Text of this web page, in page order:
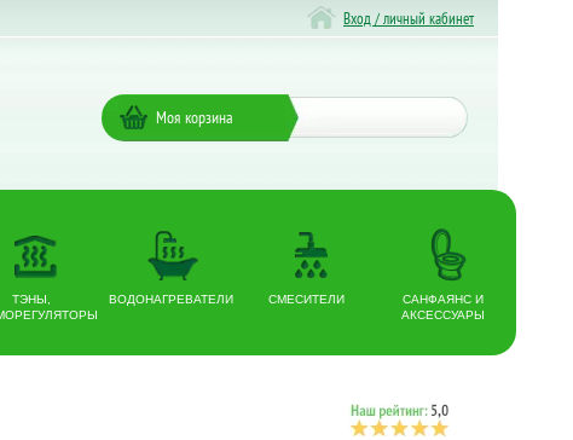
Вход / личный кабинет
Моя корзина
ТЭНЫ,
ВОДОНАГРЕВАТЕЛИ СМЕСИТЕЛИ
САНФАЯНС И
АКСЕССУАРЫ